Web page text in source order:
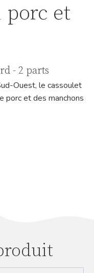
porc et
- 2 parts
Ouest, le cassoulet
porc et des manchons